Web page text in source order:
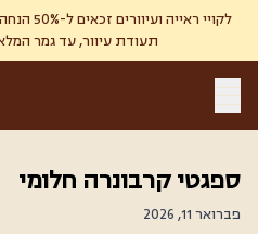
לקויי
תעודת עיוור, עד גמר
ספגטי קרבונרה חלומי
פברואר 11, 2026